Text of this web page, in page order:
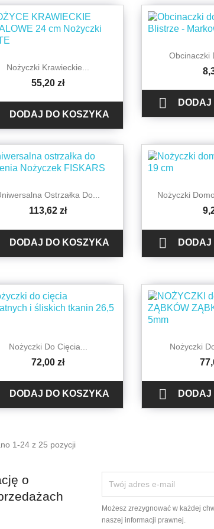
 Szybki podgląd
Nożyczki Krawieckie...
55,20 zł
DODAJ DO KOSZYKA

Obcinaczki

 Szybki podgląd
Ostrzałka Do...
113,62 zł
DODAJ DO KOSZYKA

Nożyczki

 Szybki podgląd
Nożyczki Do Cięcia...
72,00 zł
DODAJ DO KOSZYKA

Nożyczki

1-24 z 25 pozycji
o
Możesz zrezygnować w każdej
naszej informacji prawnej.